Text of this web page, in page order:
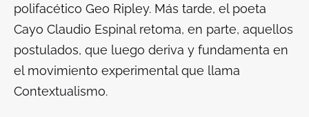
polifacético Geo Ripley. Más tarde, el poeta
Cayo Claudio Espinal retoma, en parte, aquellos
postulados, que luego deriva y fundamenta en
el movimiento experimental que llama
Contextualismo.